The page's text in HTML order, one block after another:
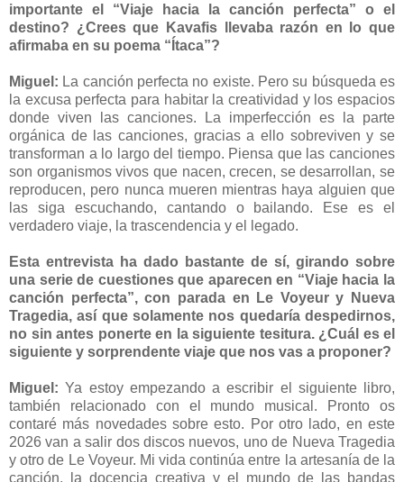
importante el “Viaje hacia la canción perfecta” o el
destino? ¿Crees que Kavafis llevaba razón en lo que
afirmaba en su poema “Ítaca”?
Miguel: La canción perfecta no existe. Pero su búsqueda es
la excusa perfecta para habitar la creatividad y los espacios
donde viven las canciones. La imperfección es la parte
orgánica de las canciones, gracias a ello sobreviven y se
transforman a lo largo del tiempo. Piensa que las canciones
son organismos vivos que nacen, crecen, se desarrollan, se
reproducen, pero nunca mueren mientras haya alguien que
las siga escuchando, cantando o bailando. Ese es el
verdadero viaje, la trascendencia y el legado.
Esta entrevista ha dado bastante de sí, girando sobre
una serie de cuestiones que aparecen en “Viaje hacia la
canción perfecta”, con parada en Le Voyeur y Nueva
Tragedia, así que solamente nos quedaría despedirnos,
no sin antes ponerte en la siguiente tesitura. ¿Cuál es el
siguiente y sorprendente viaje que nos vas a proponer?
Miguel: Ya estoy empezando a escribir el siguiente libro,
también relacionado con el mundo musical. Pronto os
contaré más novedades sobre esto. Por otro lado, en este
2026 van a salir dos discos nuevos, uno de Nueva Tragedia
y otro de Le Voyeur. Mi vida continúa entre la artesanía de la
canción, la docencia creativa y el mundo de las bandas